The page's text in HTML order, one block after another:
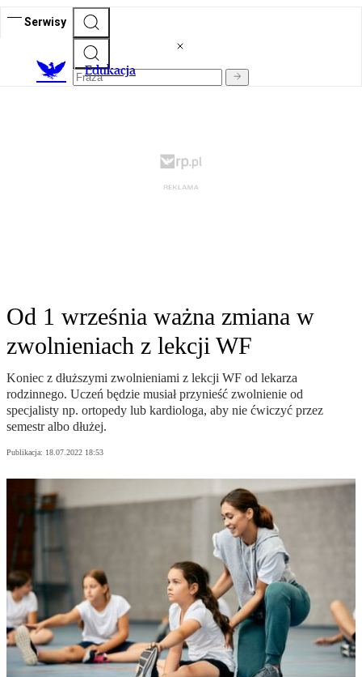
Serwisy
Edukacja
Od 1 września ważna zmiana w
zwolnieniach z lekcji WF
Koniec z dłuższymi zwolnieniami z lekcji WF od lekarza
rodzinnego. Uczeń będzie musiał przynieść zwolnienie od
specjalisty np. ortopedy lub kardiologa, aby nie ćwiczyć przez
semestr albo dłużej.
Publikacja: 18.07.2022 18:53